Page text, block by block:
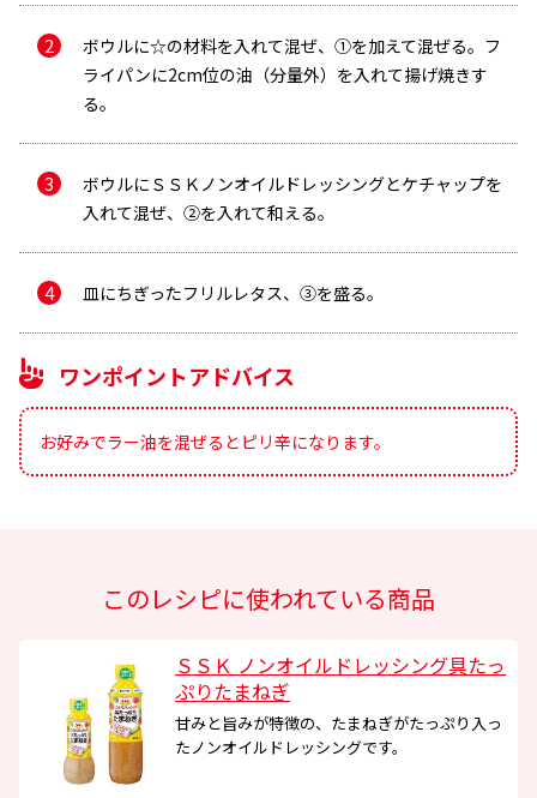
メールで送信
メールアドレス
ボウルに☆の材料を入れて混ぜ、①を加えて混ぜる。フ
ライパンに2cm位の油（分量外）を入れて揚げ焼きす
る。
ボウルにＳＳＫノンオイルドレッシングとケチャップを
入れて混ぜ、②を入れて和える。
皿にちぎったフリルレタス、③を盛る。
ワンポイントアドバイス
お好みでラー油を混ぜるとピリ辛になります。
このレシピに使われている商品
ＳＳＫ ノンオイルドレッシング具たっ
ぷりたまねぎ
甘みと旨みが特徴の、たまねぎがたっぷり入っ
たノンオイルドレッシングです。